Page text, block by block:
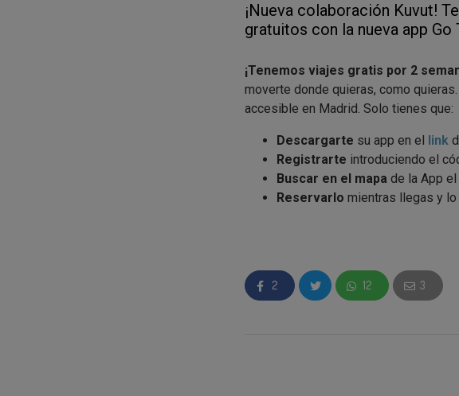
¡Nueva colaboración Kuvut!
gratuitos con la nueva app Go
¡Tenemos viajes gratis por 2
moverte donde quieras, como
accesible en Madrid. Solo tienes que:
Descargarte su app en el link
Registrarte introduciendo el
Buscar en el mapa de la App
Reservarlo mientras llegas y
: En el
¡Listo, en 2 minutos ya eres parte de
Ya puedes olvidarte de la espera.
2 12 3